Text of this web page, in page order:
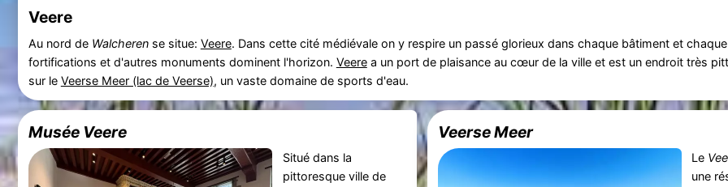
Veere
Au nord de Walcherense situe: Veere. Dans cette cité médiévale on y respire un passé glorieux dans chaque bâtiment et
fortifications et d'autres monuments dominent l'horizon. Veerea un port de plaisance au cœur de la ville et est un endroit très
sur le Veerse Meer (lac de Veerse), un vaste domaine de sports d'eau.
Musée Veere
Situé dans la
pittoresque ville de
Veerse Meer
Le
une